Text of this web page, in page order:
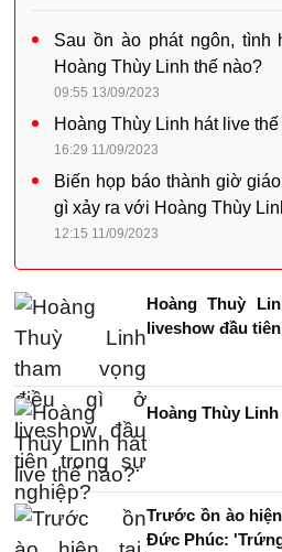
Sau ồn ào phát ngôn, tình
Hoàng Thùy Linh thế nào?
09:55 13/09/2023
Hoàng Thùy Linh hát live
16:29 11/09/2023
Biến họp báo thành giờ
gì xảy ra với Hoàng Thùy
12:15 11/09/2023
Hoàng Thuỳ
liveshow đầu
Hoàng Thùy
Trước ồn ào
Đức Phúc: